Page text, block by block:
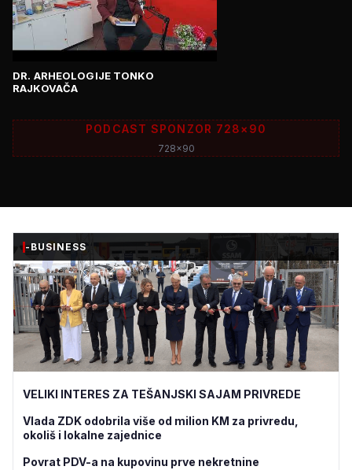
DR. ARHEOLOGIJE TONKO
RAJKOVAČA
PODCAST SPONZOR 728×90
728x90
-BUSINESS
VELIKI INTERES ZA TEŠANJSKI SAJAM PRIVREDE
Vlada ZDK odobrila više od milion KM za privredu,
okoliš i lokalne zajednice
Povrat PDV-a na kupovinu prve nekretnine